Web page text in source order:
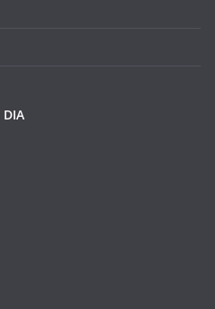
DIA